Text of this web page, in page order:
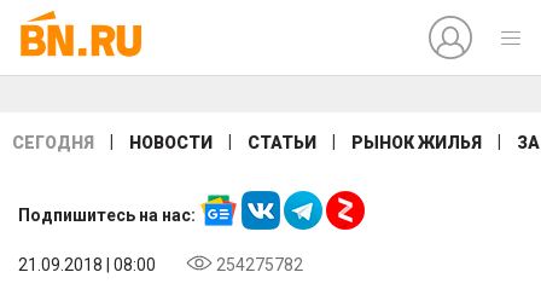
СЕГОДНЯ НОВОСТИ СТАТЬИ РЫНОК ЖИЛЬЯ
Подпишитесь на нас:
21.09.2018 | 08:00 254275782